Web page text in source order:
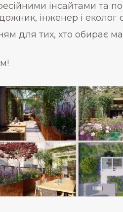
інсайтами та
інженер і еколог
для тих, хто обирає